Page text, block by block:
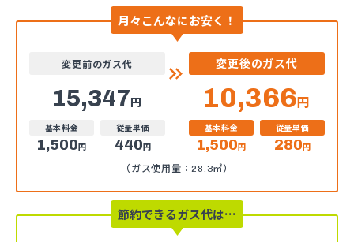
月々こんなにお安く！
変更前のガス代
15,347円
変更後のガス代
10,366円
基本料金
1,500円
従量単価
440円
基本料金
1,500円
従量単価
280円
（ガス使用量：28.3㎥）
節約できるガス代は…